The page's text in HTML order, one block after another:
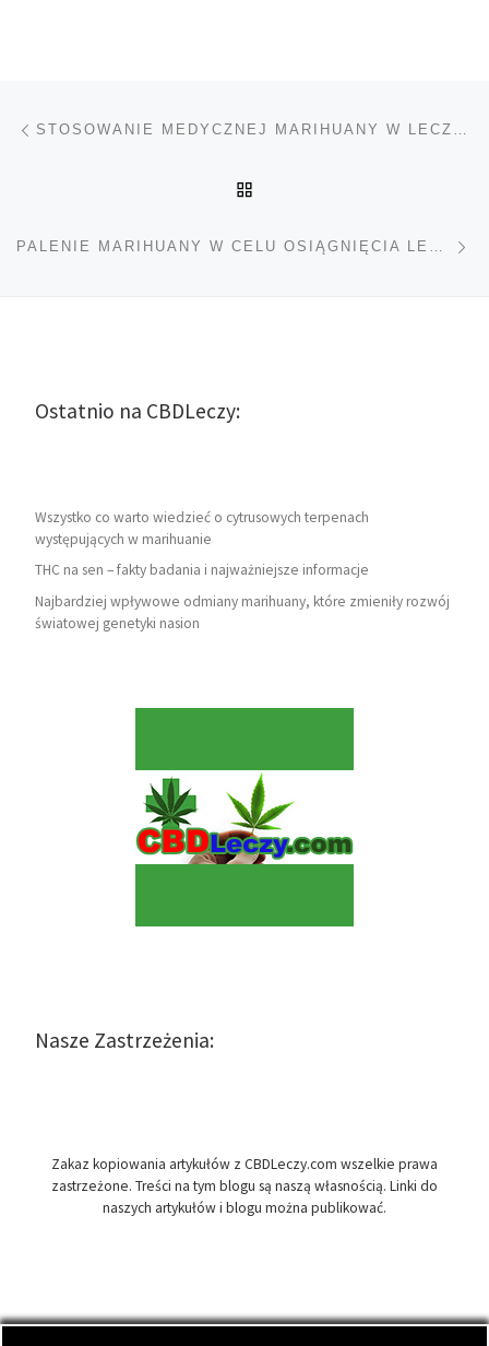
Nawigacja wpisu STOSOWANIE MEDYCZNEJ MARIHUANY W LECZENIU DEPRESJI
PALENIE MARIHUANY W CELU OSIĄGNIĘCIA LEPSZEGO ZDROWIA
Ostatnio na CBDLeczy:
Wszystko co warto wiedzieć o cytrusowych terpenach
występujących w marihuanie
THC na sen – fakty badania i najważniejsze informacje
Najbardziej wpływowe odmiany marihuany, które zmieniły rozwój
światowej genetyki nasion
Nasze Zastrzeżenia:
Zakaz kopiowania artykułów z CBDLeczy.com wszelkie prawa
zastrzeżone. Treści na tym blogu są naszą własnością. Linki do
naszych artykułów i blogu można publikować.